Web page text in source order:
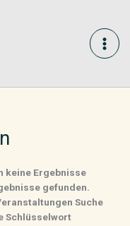
keine Ergebnisse
gefunden.
Suche
Schlüsselwort